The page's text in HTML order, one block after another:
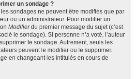
un sondage ?
sondages ne peuvent être modifiés que par
ou un administrateur. Pour modifier un
Modifierdu premier message du sujet (c’est
le sondage). Si personne n’a voté, l’auteur
le sondage. Autrement, seuls les
peuvent le modifier ou le supprimer.
en changeant les intitulés en cours de